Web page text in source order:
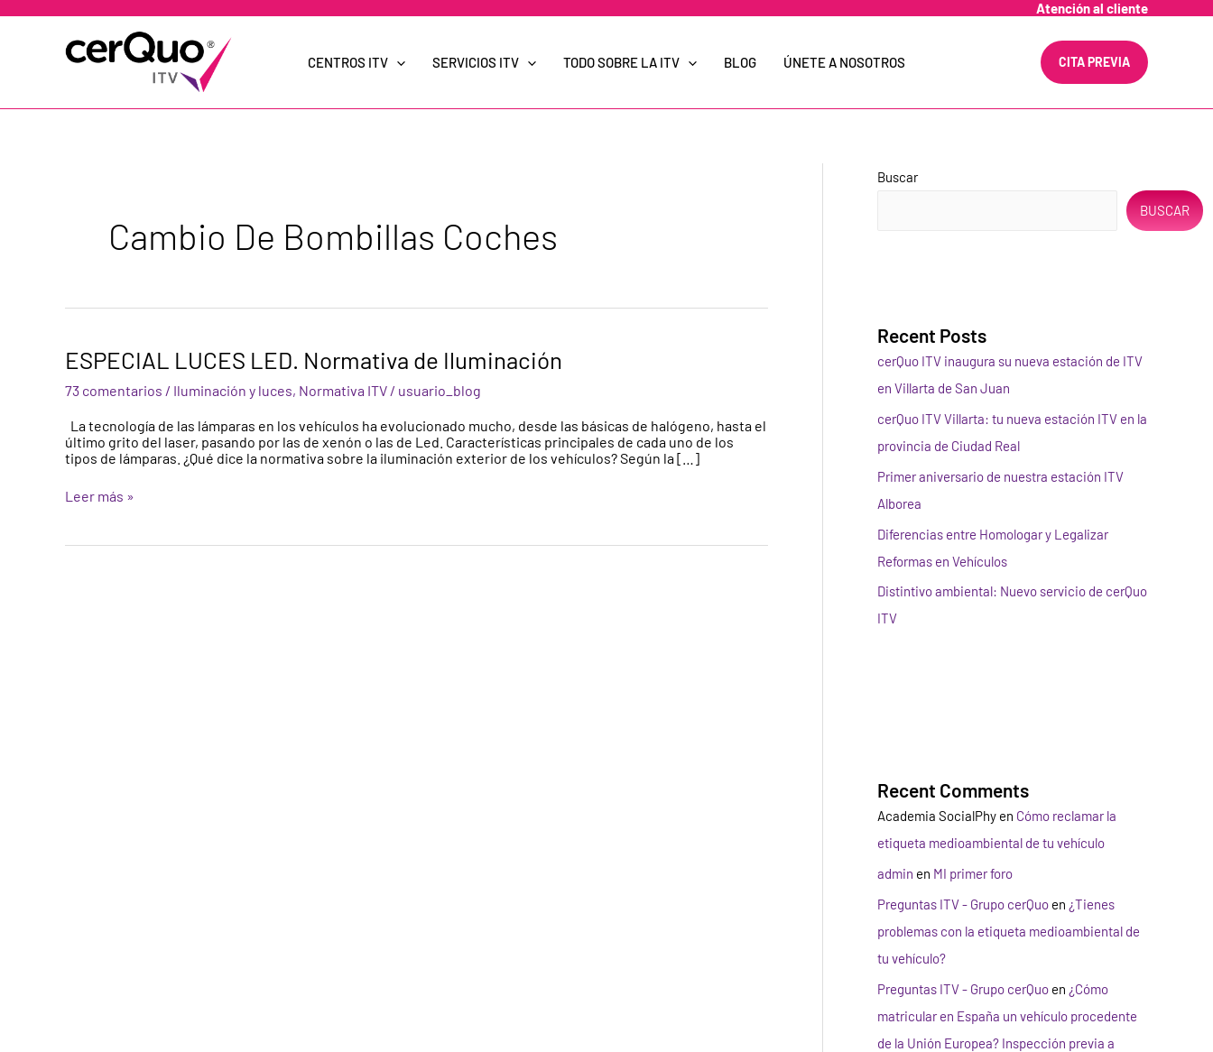
Atención al cliente
CENTROS ITV SERVICIOS ITV TODO SOBRE LA ITV BLOG ÚNETE A NOSOTROS CITA PREVIA
Cambio De Bombillas Coches
ESPECIAL LUCES LED. Normativa de Iluminación
73 comentarios / Iluminación y luces, Normativa ITV / usuario_blog
La tecnología de las lámparas en los vehículos ha evolucionado mucho, desde las básicas de halógeno, hasta el
último grito del laser, pasando por las de xenón o las de Led. Características principales de cada uno de los
tipos de lámparas. ¿Qué dice la normativa sobre la iluminación exterior de los vehículos? Según la […]
ESPECIAL
LUCES
LED.
Normativa
Iluminación
Leer más »
Buscar
BUSCAR
Recent Posts
cerQuo ITV inaugura su nueva estación de ITV
en Villarta de San Juan
cerQuo ITV Villarta: tu nueva estación ITV en la
provincia de Ciudad Real
Primer aniversario de nuestra estación ITV
Alborea
Diferencias entre Homologar y Legalizar
Reformas en Vehículos
Distintivo ambiental: Nuevo servicio de cerQuo
ITV
Recent Comments
Academia SocialPhy en Cómo reclamar la
etiqueta medioambiental de tu vehículo
admin en MI primer foro
Preguntas ITV - Grupo cerQuo en ¿Tienes
problemas con la etiqueta medioambiental de
tu vehículo?
Preguntas ITV - Grupo cerQuo en ¿Cómo
matricular en España un vehículo procedente
de la Unión Europea? Inspección previa a